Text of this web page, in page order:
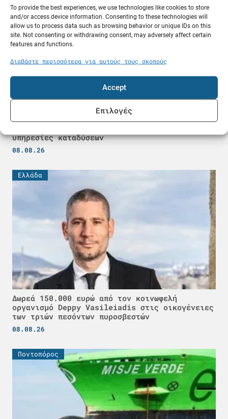
To provide the best experiences, we use technologies like cookies to store
and/or access device information. Consenting to these technologies will
allow us to process data such as browsing behavior or unique IDs on this
site. Not consenting or withdrawing consent, may adversely affect certain
features and functions.
Διαβάστε περισσότερα για αυτούς τους σκοπούς
Accept
Επιλογές
Ελλάδα
υπηρεσίες καταδύσεων
08.08.26
Ελλάδα
Δωρεά 150.000 ευρώ από τον κοινωφελή
οργανισμό Deppy Vasileiadis στις οικογένειες
των τριών πεσόντων πυροσβεστών
08.08.26
Ποντοπόρος